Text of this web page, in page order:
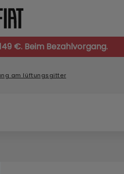
€. Beim Bezahlvorgang.
am lüftungsgitter